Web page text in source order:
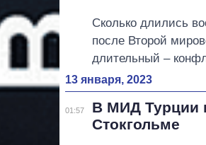
Сколько длились
после Второй
длительный –
13 января, 2023
01:57
В МИД Турции
Стокгольме